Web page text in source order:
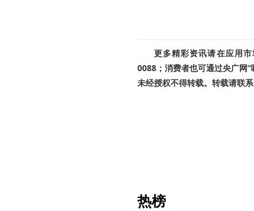
更多精彩资讯请在应用
0088；消费者也可通过央广网
未经授权不得转载。转载请联
热榜